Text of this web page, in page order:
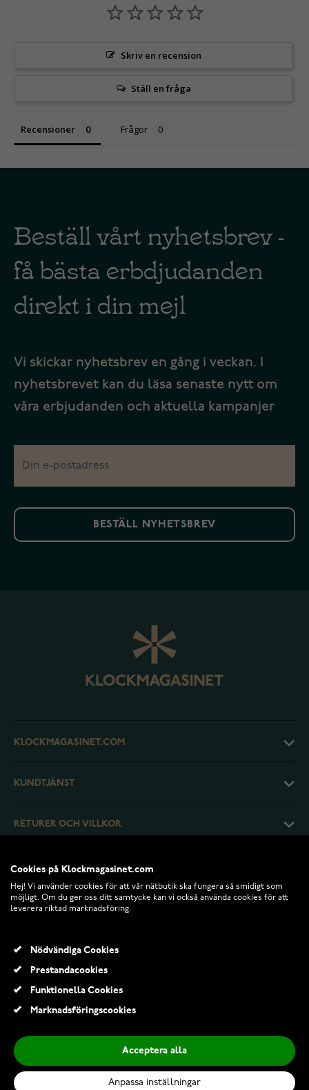
Skriv en recension
Ställ en fråga
Recensioner Frågor
Beställ vårt nyhetsbrev -
få bästa erbdjudanden
direkt i din mejl
Vi skickar nyhetsbrev en gång i veckan. I
nyhetsbrevet kan du läsa senaste nytt om
våra erbjudanden och aktuella kampanjer
BESTÄLL NYHETSBREV
KLOCKMAGASINET.COM
KUNDTJÄNST
RETURER OCH VILLKOR
INFO
450,00 Kr
Cookies på Klockmagasinet.com
Hej! Vi använder cookies för att vår nätbutik ska fungera så smidigt som
möjligt. Om du ger oss ditt samtycke kan vi också använda cookies för att
leverera riktad marknadsföring.
Nödvändiga Cookies
Prestandacookies
Funktionella Cookies
Marknadsföringscookies
Acceptera alla
Anpassa inställningar